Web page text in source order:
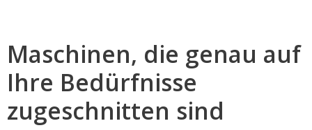
Maschinen, die genau auf
Ihre Bedürfnisse
zugeschnitten sind